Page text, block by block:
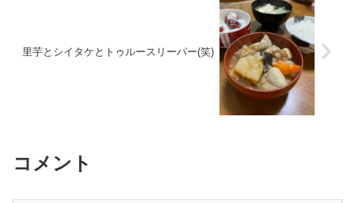
里芋とシイタケとトゥルースリーパー(笑)
コメント